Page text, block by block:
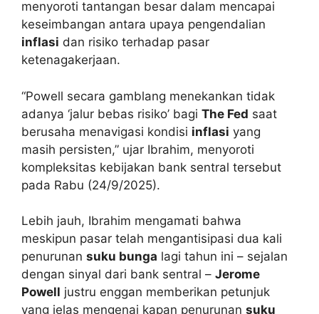
menyoroti tantangan besar dalam mencapai
keseimbangan antara upaya pengendalian
inflasi dan risiko terhadap pasar
ketenagakerjaan.
“Powell secara gamblang menekankan tidak
adanya ‘jalur bebas risiko’ bagi The Fed saat
berusaha menavigasi kondisi inflasi yang
masih persisten,” ujar Ibrahim, menyoroti
kompleksitas kebijakan bank sentral tersebut
pada Rabu (24/9/2025).
Lebih jauh, Ibrahim mengamati bahwa
meskipun pasar telah mengantisipasi dua kali
penurunan suku bunga lagi tahun ini – sejalan
dengan sinyal dari bank sentral – Jerome
Powell justru enggan memberikan petunjuk
yang jelas mengenai kapan penurunan suku